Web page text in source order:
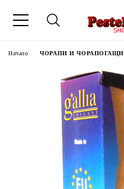
Начало ЧОРАПИ И ЧОРАПОГАЩИ